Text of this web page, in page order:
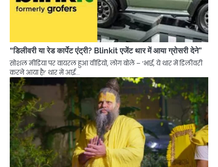
“डिलीवरी या रेड कार्पेट एंट्री? Blinkit एजेंट थार में आया ग्रोसरी देने”
सोशल मीडिया पर वायरल हुआ वीडियो, लोग बोले – ‘भाई, ये थार में डिलीवरी
करने आया है!’ थार में आई…